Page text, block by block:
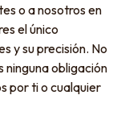
o a nosotros en
el único
y su precisión. No
ninguna obligación
por ti o cualquier